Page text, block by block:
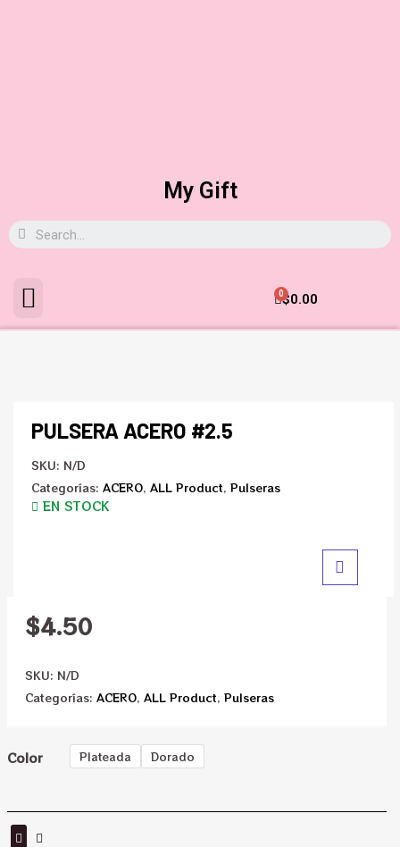
My Gift
$0.00
0
PULSERA ACERO #2.5
SKU: N/D
Categorías: ACERO, ALL Product, Pulseras
EN STOCK
$4.50
SKU: N/D
Categorías: ACERO, ALL Product, Pulseras
Color Plateada Dorado